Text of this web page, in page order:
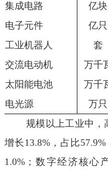
集成电路
亿块
电子元件
亿只
工业机器人
套
交流电动机
万千
太阳能电池
万千
电光源
万只
规模以上工业中，
增长13.8%， 占比57.9%
1.0%； 数字经济核心